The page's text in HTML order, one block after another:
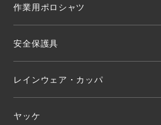
作業用ポロシャツ
安全保護具
レインウェア・カッパ
ヤッケ